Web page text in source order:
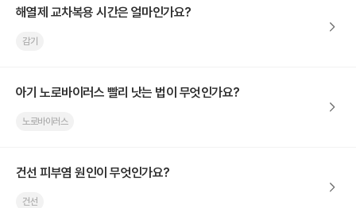
해열제 교차복용 시간은 얼마인가요?
감기
아기 노로바이러스 빨리 낫는 법이 무엇인가요?
노로바이러스
건선 피부염 원인이 무엇인가요?
건선